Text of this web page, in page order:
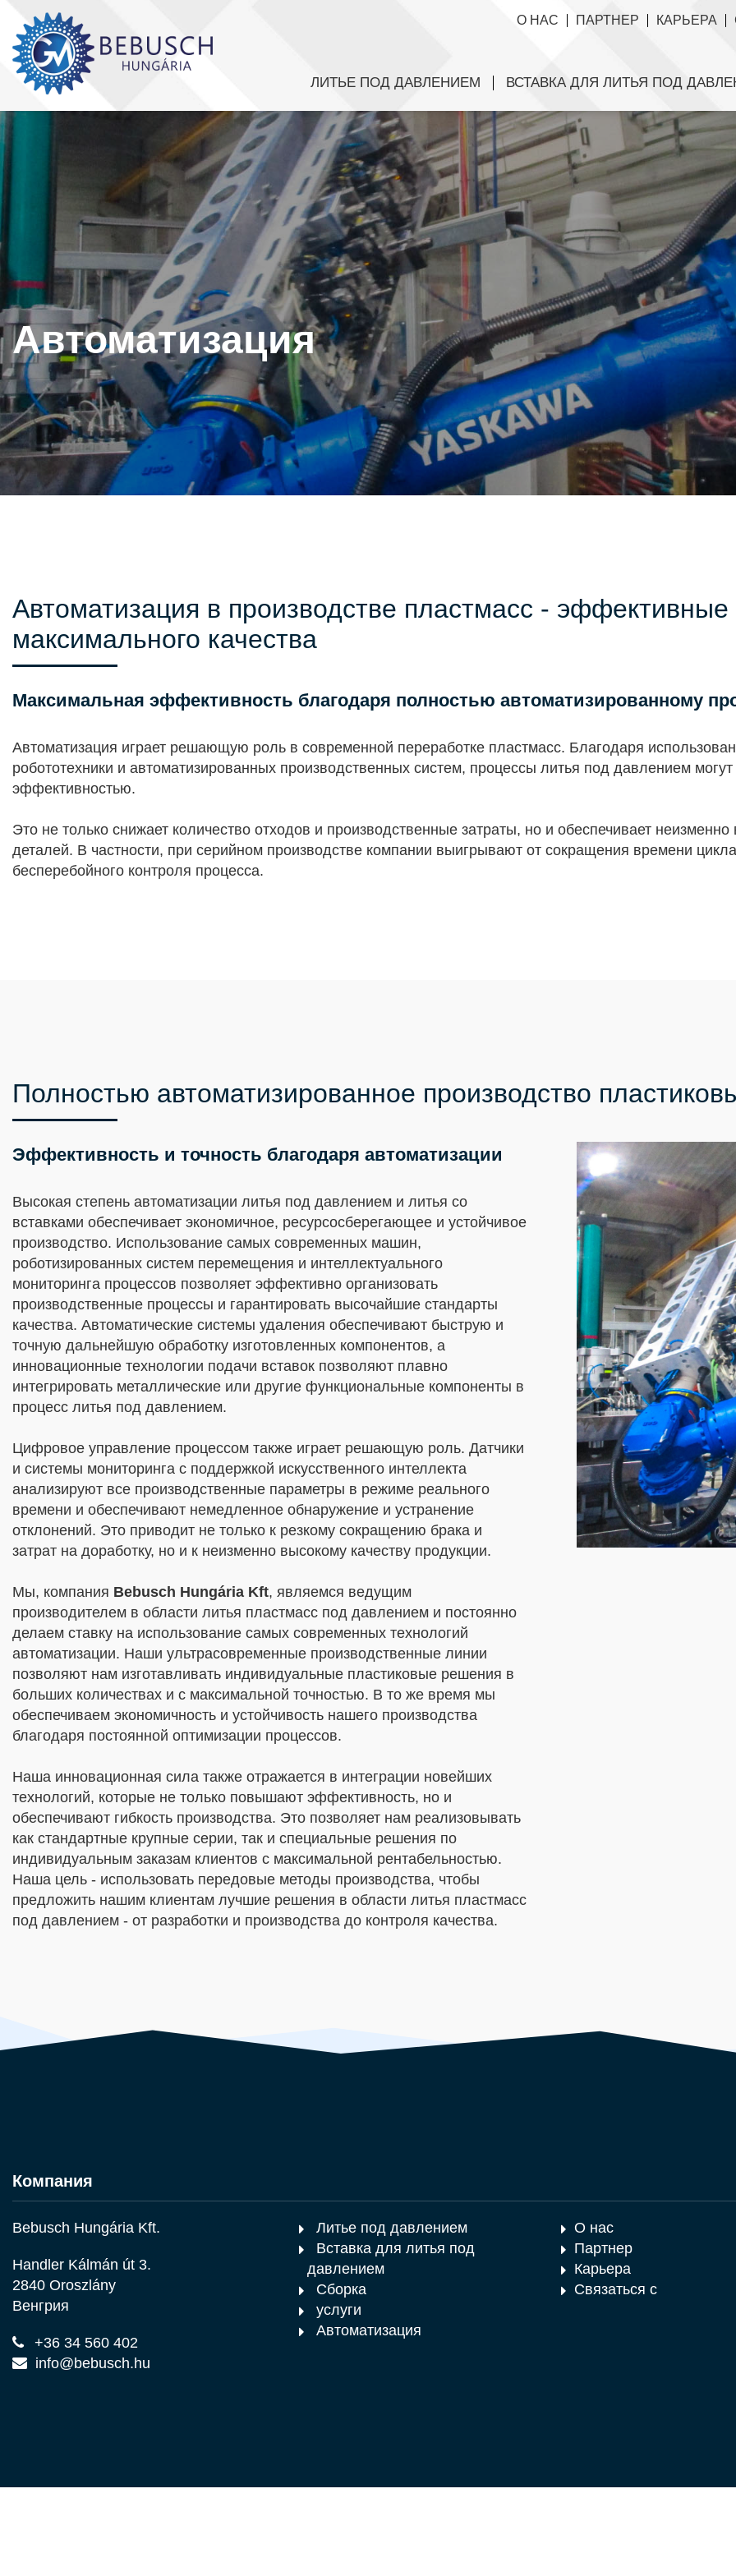
О НАС ПАРТНЕР КАРЬЕРА
ЛИТЬЕ ПОД ДАВЛЕНИЕМ ВСТАВКА ДЛЯ ЛИТЬЯ ПОД
Автоматизация
Автоматизация в производстве пластмасс -
максимального качества
Максимальная эффективность благодаря полностью автоматизированному
Автоматизация играет решающую роль в современной переработке пластмасс. Благодаря
робототехники и автоматизированных производственных систем, процессы литья под давлением
эффективностью.
Это не только снижает количество отходов и производственные затраты, но и обеспечивает
деталей. В частности, при серийном производстве компании выигрывают от сокращения времени
бесперебойного контроля процесса.
Полностью автоматизированное производство
Эффективность и точность благодаря автоматизации
Высокая степень автоматизации литья под давлением и литья со
вставками обеспечивает экономичное, ресурсосберегающее и устойчивое
производство. Использование самых современных машин,
роботизированных систем перемещения и интеллектуального
мониторинга процессов позволяет эффективно организовать
производственные процессы и гарантировать высочайшие стандарты
качества. Автоматические системы удаления обеспечивают быструю и
точную дальнейшую обработку изготовленных компонентов, а
инновационные технологии подачи вставок позволяют плавно
интегрировать металлические или другие функциональные компоненты в
процесс литья под давлением.
Цифровое управление процессом также играет решающую роль. Датчики
и системы мониторинга с поддержкой искусственного интеллекта
анализируют все производственные параметры в режиме реального
времени и обеспечивают немедленное обнаружение и устранение
отклонений. Это приводит не только к резкому сокращению брака и
затрат на доработку, но и к неизменно высокому качеству продукции.
Мы, компания Bebusch Hungária Kft, являемся ведущим
производителем в области литья пластмасс под давлением и постоянно
делаем ставку на использование самых современных технологий
автоматизации. Наши ультрасовременные производственные линии
позволяют нам изготавливать индивидуальные пластиковые решения в
больших количествах и с максимальной точностью. В то же время мы
обеспечиваем экономичность и устойчивость нашего производства
благодаря постоянной оптимизации процессов.
Наша инновационная сила также отражается в интеграции новейших
технологий, которые не только повышают эффективность, но и
обеспечивают гибкость производства. Это позволяет нам реализовывать
как стандартные крупные серии, так и специальные решения по
индивидуальным заказам клиентов с максимальной рентабельностью.
Наша цель - использовать передовые методы производства, чтобы
предложить нашим клиентам лучшие решения в области литья пластмасс
под давлением - от разработки и производства до контроля качества.
Компания
Bebusch Hungária Kft.
Handler Kálmán út 3.
2840 Oroszlány
Венгрия
+36 34 560 402
info@bebusch.hu
Литье под давлением
Вставка для литья под
давлением
Сборка
услуги
Автоматизация
О нас
Партнер
Карьера
Связаться с